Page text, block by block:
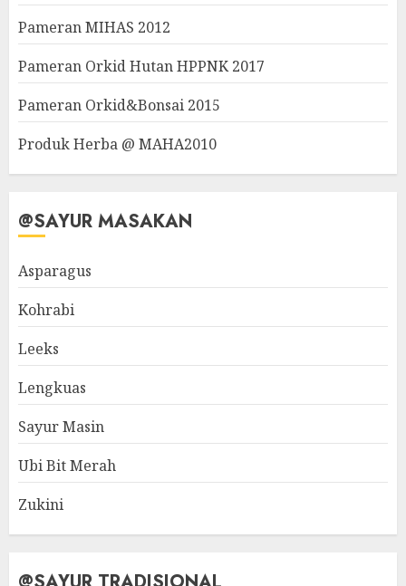
Pameran MIHAS 2012
Pameran Orkid Hutan HPPNK 2017
Pameran Orkid&Bonsai 2015
Produk Herba @ MAHA2010
@SAYUR MASAKAN
Asparagus
Kohrabi
Leeks
Lengkuas
Sayur Masin
Ubi Bit Merah
Zukini